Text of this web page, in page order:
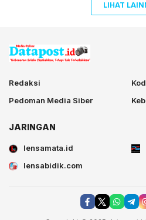
LIHAT
Redaksi
Pedoman Media Siber
JARINGAN
lensamata.id
lensabidik.com